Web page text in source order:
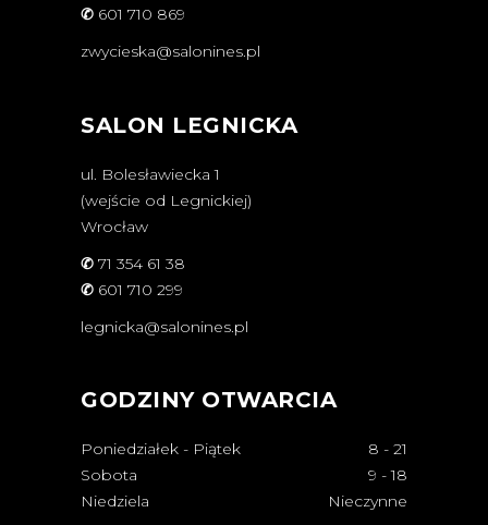
✆ 601 710 869
zwycieska@salonines.pl
SALON LEGNICKA
ul. Bolesławiecka 1
(wejście od Legnickiej)
Wrocław
✆ 71 354 61 38
✆ 601 710 299
legnicka@salonines.pl
GODZINY OTWARCIA
Poniedziałek - Piątek 8 - 21
Sobota
9 - 18
Niedziela
Nieczynne